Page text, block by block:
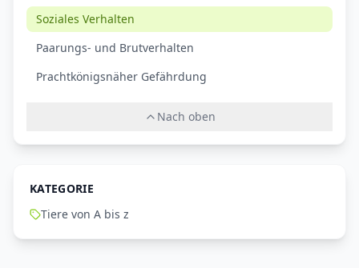
Soziales Verhalten
Paarungs- und Brutverhalten
Prachtkönigsnäher Gefährdung
Nach oben
KATEGORIE
Tiere von A bis z